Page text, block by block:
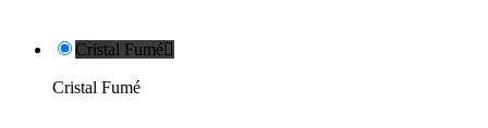
Cristal Fumé
Cristal Fumé